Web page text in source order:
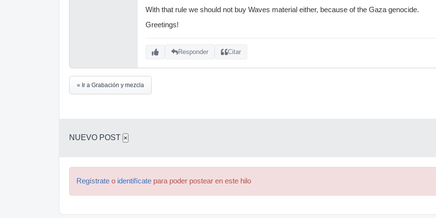
With that rule we should not buy Waves material either, because of the Gaza genocide.
Greetings!
Responder Citar
« Ir a Grabación y mezcla
NUEVO POST ×
Regístrate o identifícate para poder postear en este hilo